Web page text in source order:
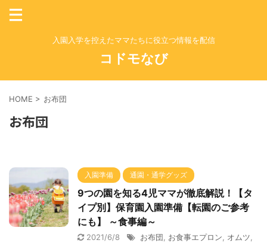
入園入学を控えたママたちに役立つ情報を配信
コドモなび
HOME > お布団
お布団
入園準備 通園・通学グッズ
9つの園を知る4児ママが徹底解説！【タ
イプ別】保育園入園準備【転園のご参考
にも】 ～食事編～
2021/6/8 お布団 お食事エプロン オムツ